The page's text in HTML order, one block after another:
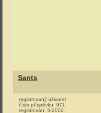
Sants
registrovaný uživatel
číslo příspěvku: 971
registrován: 5-2002